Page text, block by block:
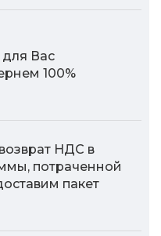
Вас
100%
НДС в
потраченной
пакет